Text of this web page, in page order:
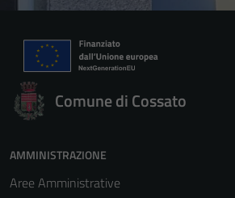
Comune di Cossato
AMMINISTRAZIONE
Aree Amministrative